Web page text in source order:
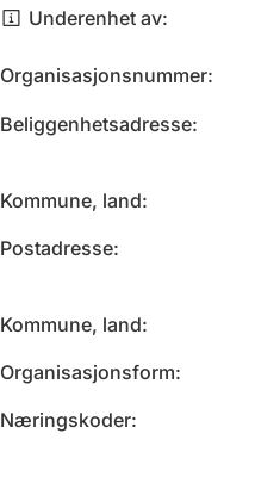
Underenhet av
Organisasjonsnummer
Beliggenhetsadresse
Kommune, land
Postadresse
Kommune, land
Organisasjonsform
Næringskoder